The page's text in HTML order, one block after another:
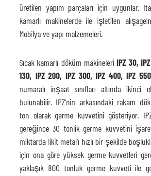
üretilen yapım parçaları için uygunlar.
kamarlı makinelerde ile işletilen
Mobilya ve yapı malzemeleri.
Sıcak kamarlı döküm makineleriIPZ 30,
130, IPZ 200, IPZ 300, IPZ 400, IPZ
numaralı inşaat sınıfları altında ikinci
bulunabilir. IPZ'nin arkasındaki rakam
ton olarak germe kuvvetini gösteriyor.
gereğince 30 tonlik germe kuvvetini
miktarda likit metal'ı hızlı bir şekilde
için ona göre yüksek germe kuvvetleri
yaklaşık 800 tonluk germe kuvveti ile